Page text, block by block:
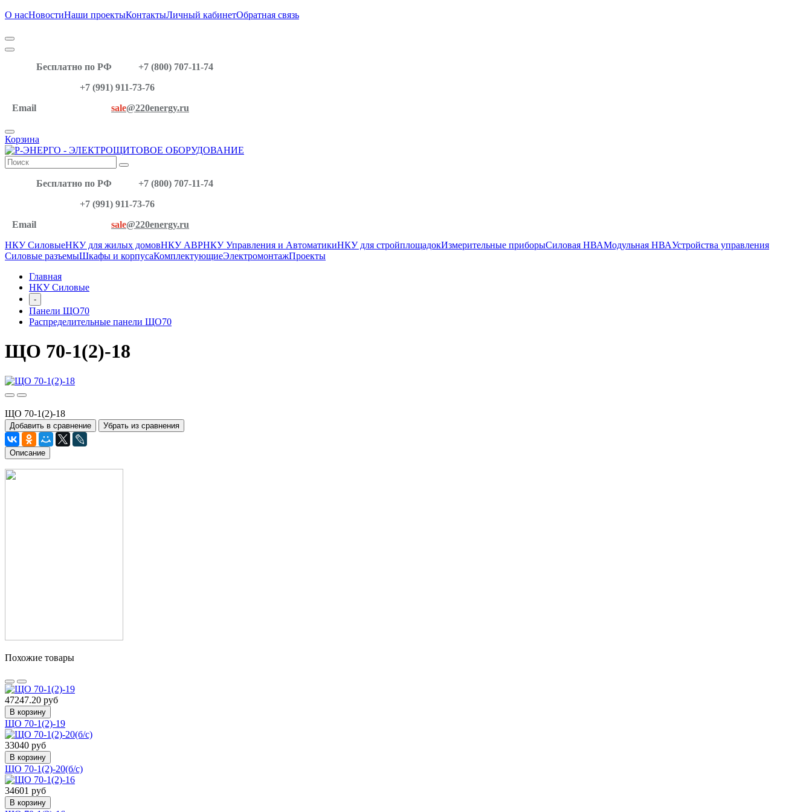
О насНовостиНаши проектыКонтактыЛичный кабинетОбратная связь
Бесплатно по РФ
+7 (800) 707-11-74
+7 (991) 911-73-76
Email
sale@220energy.ru
Корзина
Бесплатно по РФ
+7 (800) 707-11-74
+7 (991) 911-73-76
Email
sale@220energy.ru
НКУ СиловыеНКУ для жилых домовНКУ АВРНКУ Управления и АвтоматикиНКУ для стройплощадокИзмерительные приборыСиловая НВАМодульная НВАУстройства управления
Силовые разъемыШкафы и корпусаКомплектующиеЭлектромонтажПроекты
Главная
НКУ Силовые
-
Панели ЩО70
Распределительные панели ЩО70
ЩО 70-1(2)-18
ЩО 70-1(2)-18
Добавить в сравнение Убрать из сравнения
Описание
Похожие товары
47247.20 руб
В корзину
ЩО 70-1(2)-19
33040 руб
В корзину
ЩО 70-1(2)-20(б/с)
34601 руб
В корзину